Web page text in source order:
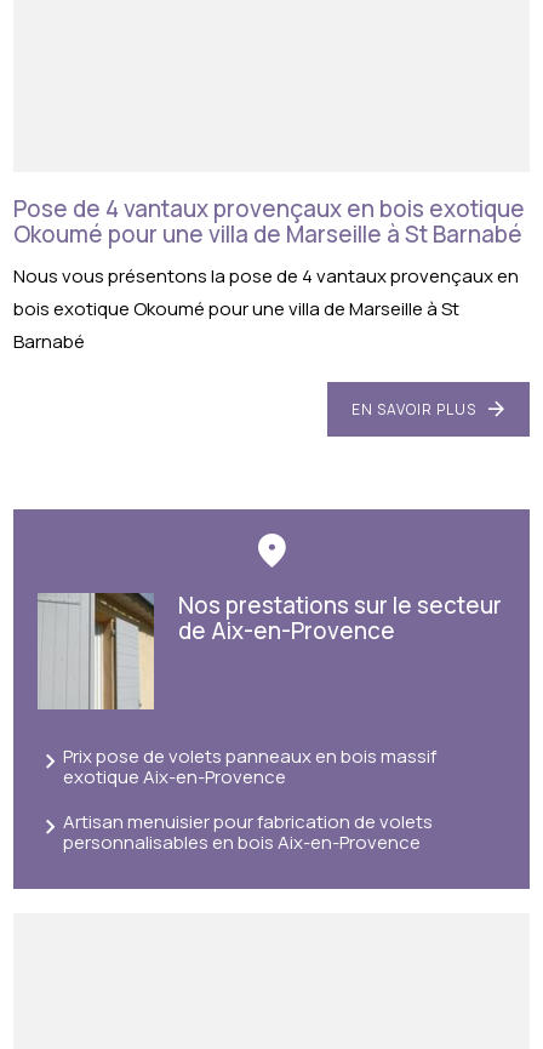
Pose de 4 vantaux provençaux en bois exotique
Okoumé pour une villa de Marseille à St Barnabé
Nous vous présentons la pose de 4 vantaux provençaux en
bois exotique Okoumé pour une villa de Marseille à St
Barnabé
EN SAVOIR PLUS
Nos prestations sur le secteur
de Aix-en-Provence
Prix pose de volets panneaux en bois massif
exotique Aix-en-Provence
Artisan menuisier pour fabrication de volets
personnalisables en bois Aix-en-Provence